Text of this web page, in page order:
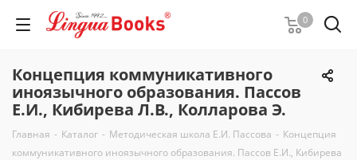
0
Концепция коммуникативного
иноязычного образования. Пассов
Е.И., Кибирева Л.В., Колларова Э.
Главная - Каталог - Методическая школа Е.И. Пассова - Концепция
коммуникативного иноязычного образования. Пассов Е.И., Кибирева